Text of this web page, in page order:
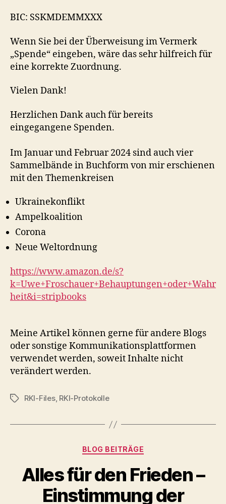
BIC: SSKMDEMMXXX
Wenn Sie bei der Überweisung im Vermerk
„Spende“ eingeben, wäre das sehr hilfreich für
eine korrekte Zuordnung.
Vielen Dank!
Herzlichen Dank auch für bereits
eingegangene Spenden.
Im Januar und Februar 2024 sind auch vier
Sammelbände in Buchform von mir erschienen
mit den Themenkreisen
Ukrainekonflikt
Ampelkoalition
Corona
Neue Weltordnung
https://www.amazon.de/s?
k=Uwe+Froschauer+Behauptungen+oder+Wahr
heit&i=stripbooks
Meine Artikel können gerne für andere Blogs
oder sonstige Kommunikationsplattformen
verwendet werden, soweit Inhalte nicht
verändert werden.
Schlagwörter
RKI-Files, RKI-Protokolle
Kategorien
BLOG BEITRÄGE
Alles für den Frieden –
Einstimmung der